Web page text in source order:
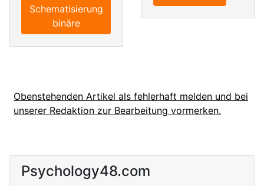
Schematisierung
binäre
Obenstehenden Artikel als fehlerhaft melden und bei
unserer Redaktion zur Bearbeitung vormerken.
Psychology48.com